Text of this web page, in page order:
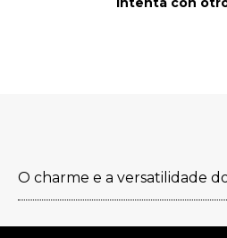
O charme e a versatilidade